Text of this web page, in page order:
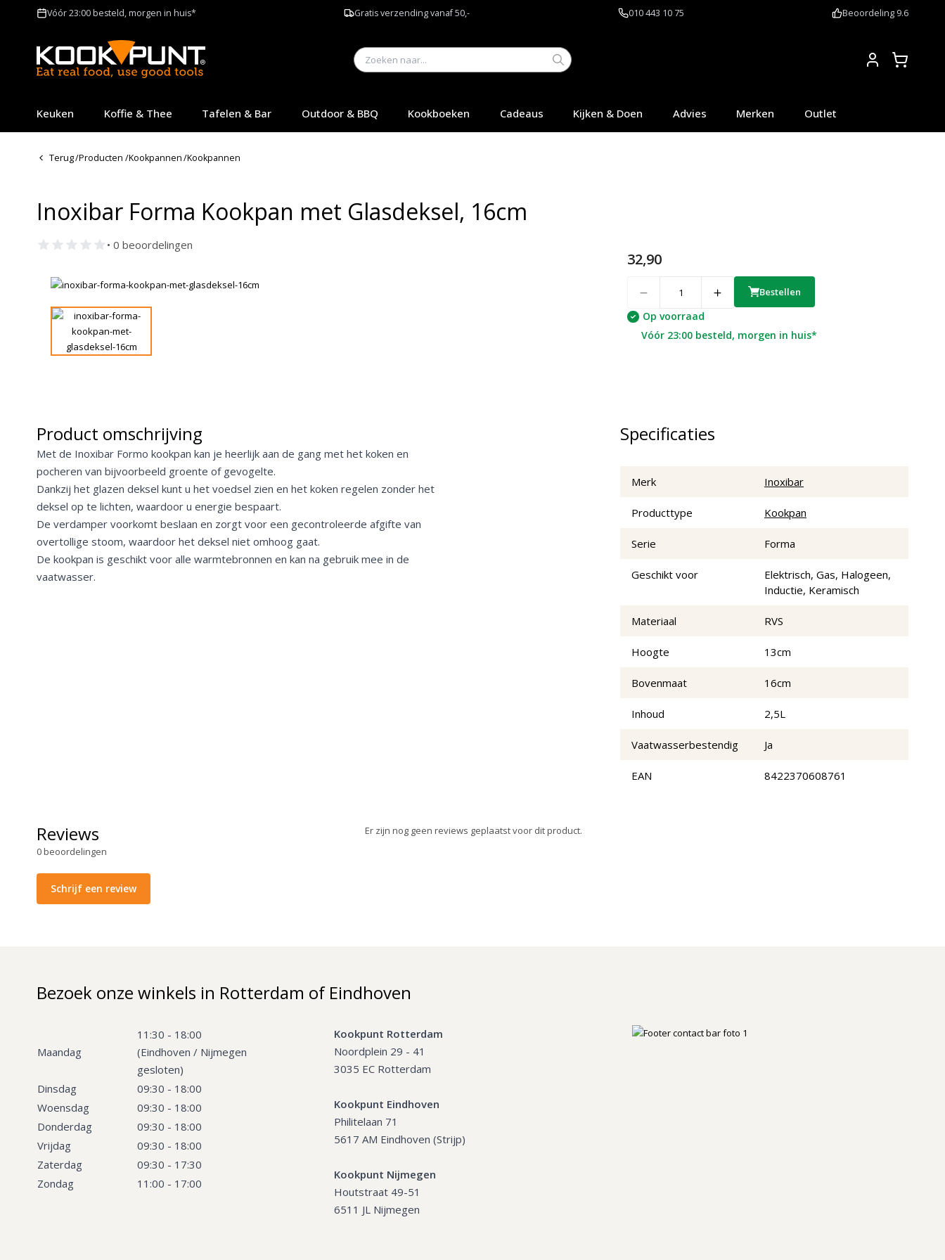
Vóór 23:00 besteld, morgen in huis* Gratis verzending vanaf 50,- 010 443 10 75 Beoordeling 9.6
Keuken Koffie & Thee Tafelen & Bar Outdoor & BBQ Kookboeken Cadeaus Kijken & Doen Advies Merken Outlet
Terug/Producten /Kookpannen/Kookpannen
Inoxibar Forma Kookpan met Glasdeksel, 16cm
• 0 beoordelingen
32,90
Bestellen
Op voorraad
Vóór 23:00 besteld, morgen in huis*
Product omschrijving
Met de Inoxibar Formo kookpan kan je heerlijk aan de gang met het koken en
pocheren van bijvoorbeeld groente of gevogelte.
Dankzij het glazen deksel kunt u het voedsel zien en het koken regelen zonder het
deksel op te lichten, waardoor u energie bespaart.
De verdamper voorkomt beslaan en zorgt voor een gecontroleerde afgifte van
overtollige stoom, waardoor het deksel niet omhoog gaat.
De kookpan is geschikt voor alle warmtebronnen en kan na gebruik mee in de
vaatwasser.
Specificaties
Merk Inoxibar
Producttype Kookpan
Serie Forma
Geschikt voor
Elektrisch, Gas, Halogeen,
Inductie, Keramisch
Materiaal RVS
Hoogte 13cm
Bovenmaat 16cm
Inhoud 2,5L
Vaatwasserbestendig Ja
EAN 8422370608761
Reviews
0beoordelingen
Schrijf een review
Er zijn nog geen reviews geplaatst voor dit product.
Bezoek onze winkels in Rotterdam of Eindhoven
Maandag
11:30 - 18:00
(Eindhoven / Nijmegen
gesloten)
Dinsdag
09:30 - 18:00
Woensdag
09:30 - 18:00
Donderdag
09:30 - 18:00
Vrijdag
09:30 - 18:00
Zaterdag
09:30 - 17:30
Zondag
11:00 - 17:00
Kookpunt Rotterdam
Noordplein 29 - 41
3035 EC Rotterdam
Kookpunt Eindhoven
Philitelaan 71
5617 AM Eindhoven (Strijp)
Kookpunt Nijmegen
Houtstraat 49-51
6511 JL Nijmegen